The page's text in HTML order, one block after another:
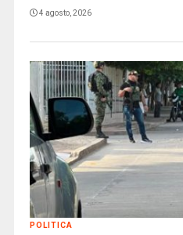
4 agosto, 2026
POLITICA